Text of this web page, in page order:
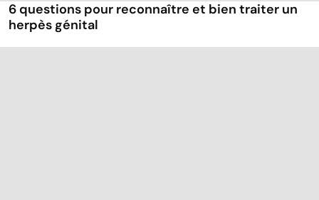
6 questions pour reconnaître et bien traiter un
herpès génital